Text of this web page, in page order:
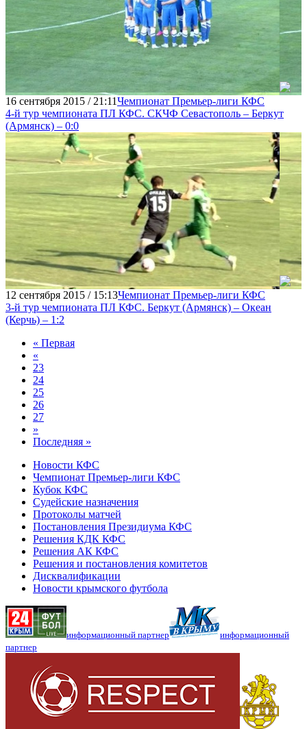
16 сентября 2015 / 21:11Чемпионат Премьер-лиги КФС
4-й тур чемпионата ПЛ КФС. СКЧФ Севастополь – Беркут
(Армянск) – 0:0
12 сентября 2015 / 15:13Чемпионат Премьер-лиги КФС
3-й тур чемпионата ПЛ КФС. Беркут (Армянск) – Океан
(Керчь) – 1:2
« Первая
«
23
24
25
26
27
»
Последняя »
Новости КФС
Чемпионат Премьер-лиги КФС
Кубок КФС
Судейские назначения
Протоколы матчей
Постановления Президиума КФС
Решения КДК КФС
Решения АК КФС
Решения и постановления комитетов
Дисквалификации
Новости крымского футбола
информационный партнер
информационный
партнер